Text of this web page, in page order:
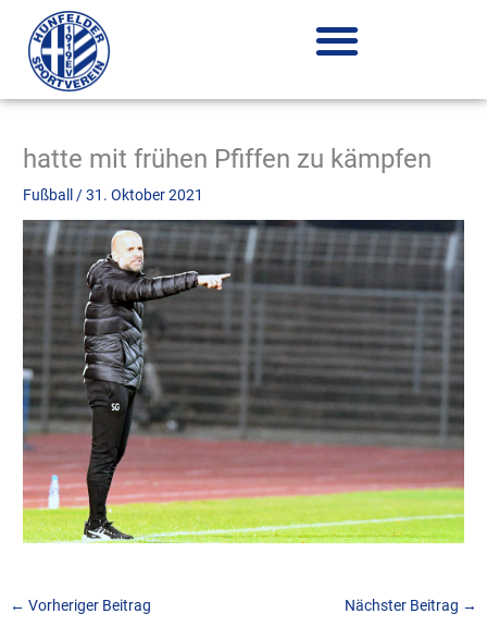
Inhalt
springen
hatte mit frühen Pfiffen zu kämpfen
Fußball /31. Oktober 2021
← Vorheriger Beitrag Nächster Beitrag →